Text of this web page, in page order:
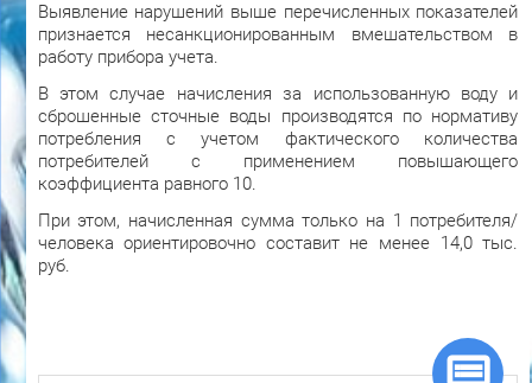
Выявление нарушений выше перечисленных показателей
признается несанкционированным вмешательством в
работу прибора учета.
В этом случае начисления за использованную воду и
сброшенные сточные воды производятся по нормативу
потребления с учетом фактического количества
потребителей с применением повышающего
коэффициента равного 10.
При этом, начисленная сумма только на 1 потребителя/
человека ориентировочно составит не менее 14,0 тыс.
руб.